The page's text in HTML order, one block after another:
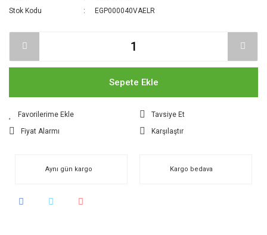
Stok Kodu
EGP000040VAELR
Sepete Ekle
Tavsiye Et
Fiyat Alarmı
Karşılaştır
Aynı gün kargo Kargo bedava